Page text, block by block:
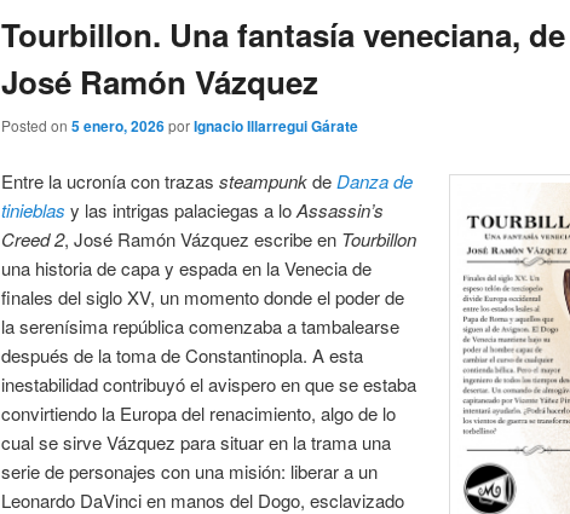
Tourbillon. Una fantasía veneciana, de
José Ramón Vázquez
Posted on 5 enero, 2026porIgnacio Illarregui Gárate
Entre la ucronía con trazas steampunkdeDanza de
tinieblas y las intrigas palaciegas a loAssassin’s
Creed 2, José Ramón Vázquez escribe en Tourbillon
una historia de capa y espada en la Venecia de
finales del siglo XV, un momento donde el poder de
la serenísima república comenzaba a tambalearse
después de la toma de Constantinopla. A esta
inestabilidad contribuyó el avispero en que se estaba
convirtiendo la Europa del renacimiento, algo de lo
cual se sirve Vázquez para situar en la trama una
serie de personajes con una misión: liberar a un
Leonardo DaVinci en manos del Dogo, esclavizado